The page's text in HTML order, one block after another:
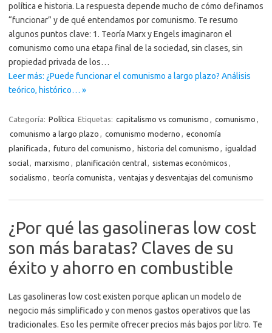
política e historia. La respuesta depende mucho de cómo definamos
“funcionar” y de qué entendamos por comunismo. Te resumo
algunos puntos clave: 1. Teoría Marx y Engels imaginaron el
comunismo como una etapa final de la sociedad, sin clases, sin
propiedad privada de los…
Leer más: ¿Puede funcionar el comunismo a largo plazo? Análisis
teórico, histórico… »
Categoría: Política Etiquetas: capitalismo vs comunismo , comunismo ,
comunismo a largo plazo , comunismo moderno , economía
planificada , futuro del comunismo , historia del comunismo , igualdad
social, marxismo , planificación central, sistemas económicos ,
socialismo , teoría comunista , ventajas y desventajas del comunismo
¿Por qué las gasolineras low cost
son más baratas? Claves de su
éxito y ahorro en combustible
Las gasolineras low cost existen porque aplican un modelo de
negocio más simplificado y con menos gastos operativos que las
tradicionales. Eso les permite ofrecer precios más bajos por litro. Te